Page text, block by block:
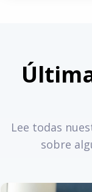
Lee todas
sobre